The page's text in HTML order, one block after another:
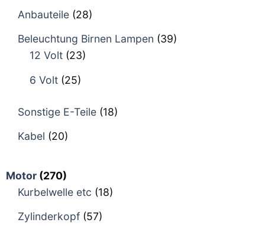
Anbauteile (28)
Beleuchtung Birnen Lampen (39)
12 Volt (23)
6 Volt (25)
Sonstige E-Teile (18)
Kabel (20)
Motor (270)
Kurbelwelle etc (18)
Zylinderkopf (57)